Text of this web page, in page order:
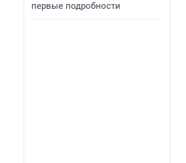
первые подробности